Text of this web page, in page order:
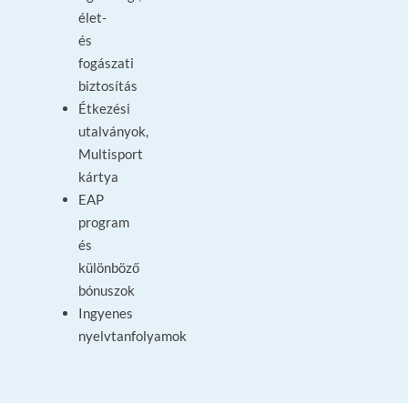
élet-
és
fogászati
biztosítás
Étkezési
utalványok,
Multisport
kártya
EAP
program
és
különböző
bónuszok
Ingyenes
nyelvtanfolyamok